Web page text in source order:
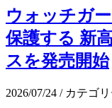
ウォッチガ
保護する 新
スを発売開始
2026/07/24 / カテゴ